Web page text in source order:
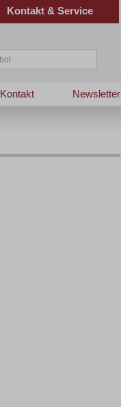
Kontakt & Service
Newsletter
Kontakt